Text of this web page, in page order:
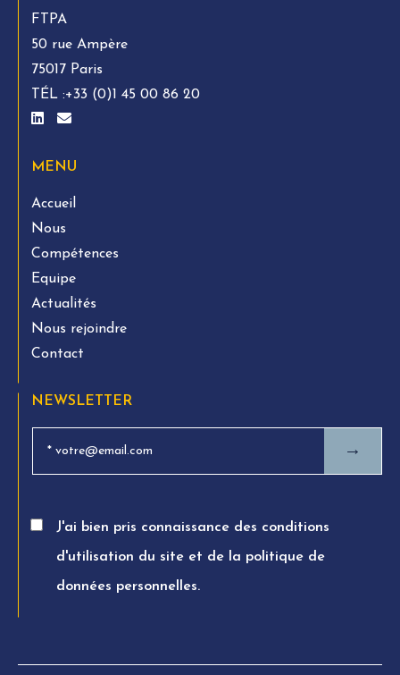
FTPA
50 rue Ampère
75017 Paris
TÉL :+33 (0)1 45 00 86 20
MENU
Accueil
Nous
Compétences
Equipe
Actualités
Nous rejoindre
Contact
NEWSLETTER
→
J'ai bien pris connaissance des conditions
d'utilisation du site et de la politique de
données personnelles.